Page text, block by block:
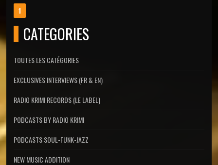
1
CATEGORIES
TOUTES LES CATÉGORIES
EXCLUSIVES INTERVIEWS (FR & EN)
RADIO KRIMI RECORDS (LE LABEL)
PODCASTS BY RADIO KRIMI
PODCASTS SOUL-FUNK-JAZZ
NEW MUSIC ADDITION